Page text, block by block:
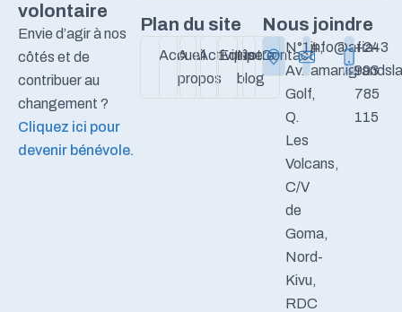
volontaire
Envie d’agir à nos
côtés et de
contribuer au
changement ?
Cliquez ici pour
devenir bénévole.
Plan du site
Accueil
A
propos
Activités
Equipe
Notre
blog
Contact
Nous joindre
N°14,
Av.
Golf,
Q.
Les
Volcans,
C/V
de
Goma,
Nord-
Kivu,
RDC
info@afia-
+243
993
785
115